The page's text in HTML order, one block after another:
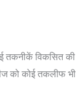
तकनीकें विकसित की
को कोई तकलीफ भी